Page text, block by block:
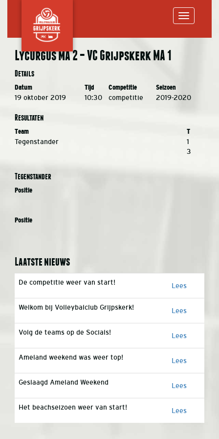
Lycurgus MA 2 – VC Grijpskerk MA 1
Details
Datum Tijd Competitie Seizoen
19 oktober 2019 10:30 competitie 2019-2020
Resultaten
Team T
Tegenstander
1
3
Tegenstander
Positie
Positie
Laatste nieuws
De competitie weer van start! Lees
Welkom bij Volleybalclub Grijpskerk! Lees
Volg de teams op de Socials! Lees
Ameland weekend was weer top! Lees
Geslaagd Ameland Weekend Lees
Het beachseizoen weer van start! Lees